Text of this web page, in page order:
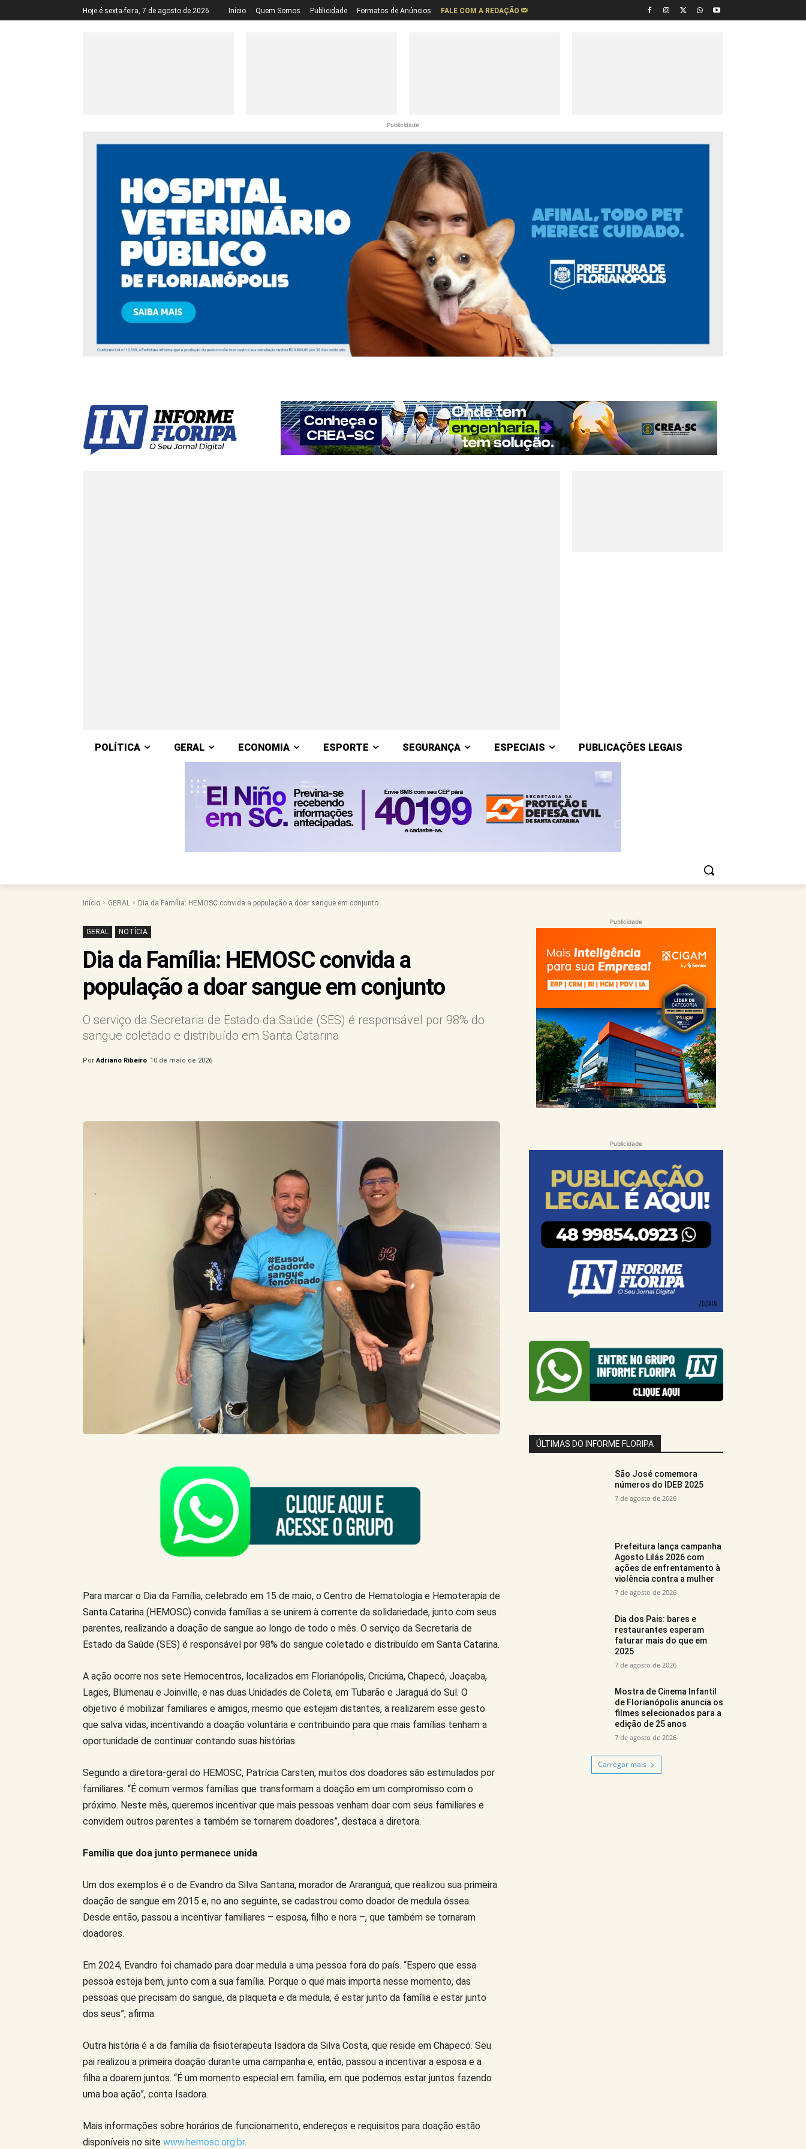
Hoje é sexta-feira, 7 de agosto de 2026 Início Quem Somos Publicidade Formatos de Anúncios FALE COM A REDAÇÃO
Publicidade
POLÍTICA GERAL ECONOMIA ESPORTE SEGURANÇA ESPECIAIS PUBLICAÇÕES LEGAIS
Início GERAL Dia da Família: HEMOSC convida a população a doar sangue em conjunto
GERAL NOTÍCIA
Dia da Família: HEMOSC convida a
população a doar sangue em conjunto
O serviço da Secretaria de Estado da Saúde (SES) é responsável por 98% do
sangue coletado e distribuído em Santa Catarina
Por Adriano Ribeiro 10 de maio de 2026
Para marcar o Dia da Família, celebrado em 15 de maio, o Centro de Hematologia e Hemoterapia de
Santa Catarina (HEMOSC) convida famílias a se unirem à corrente da solidariedade, junto com seus
parentes, realizando a doação de sangue ao longo de todo o mês. O serviço da Secretaria de
Estado da Saúde (SES) é responsável por 98% do sangue coletado e distribuído em Santa Catarina.
A ação ocorre nos sete Hemocentros, localizados em Florianópolis, Criciúma, Chapecó, Joaçaba,
Lages, Blumenau e Joinville, e nas duas Unidades de Coleta, em Tubarão e Jaraguá do Sul. O
objetivo é mobilizar familiares e amigos, mesmo que estejam distantes, a realizarem esse gesto
que salva vidas, incentivando a doação voluntária e contribuindo para que mais famílias tenham a
oportunidade de continuar contando suas histórias.
Segundo a diretora-geral do HEMOSC, Patrícia Carsten, muitos dos doadores são estimulados por
familiares. “É comum vermos famílias que transformam a doação em um compromisso com o
próximo. Neste mês, queremos incentivar que mais pessoas venham doar com seus familiares e
convidem outros parentes a também se tornarem doadores”, destaca a diretora.
Família que doa junto permanece unida
Um dos exemplos é o de Evandro da Silva Santana, morador de Araranguá, que realizou sua primeira
doação de sangue em 2015 e, no ano seguinte, se cadastrou como doador de medula óssea.
Desde então, passou a incentivar familiares – esposa, filho e nora –, que também se tornaram
doadores.
Em 2024, Evandro foi chamado para doar medula a uma pessoa fora do país. “Espero que essa
pessoa esteja bem, junto com a sua família. Porque o que mais importa nesse momento, das
pessoas que precisam do sangue, da plaqueta e da medula, é estar junto da família e estar junto
dos seus”, afirma.
Outra história é a da família da fisioterapeuta Isadora da Silva Costa, que reside em Chapecó. Seu
pai realizou a primeira doação durante uma campanha e, então, passou a incentivar a esposa e a
filha a doarem juntos. “É um momento especial em família, em que podemos estar juntos fazendo
uma boa ação”, conta Isadora.
Mais informações sobre horários de funcionamento, endereços e requisitos para doação estão
disponíveis no site www.hemosc.org.br.
Publicidade
Publicidade
ÚLTIMAS DO INFORME FLORIPA
São José comemora
números do IDEB 2025
7 de agosto de 2026
Prefeitura lança campanha
Agosto Lilás 2026 com
ações de enfrentamento à
violência contra a mulher
7 de agosto de 2026
Dia dos Pais: bares e
restaurantes esperam
faturar mais do que em
2025
7 de agosto de 2026
Mostra de Cinema Infantil
de Florianópolis anuncia os
filmes selecionados para a
edição de 25 anos
7 de agosto de 2026
Carregar mais